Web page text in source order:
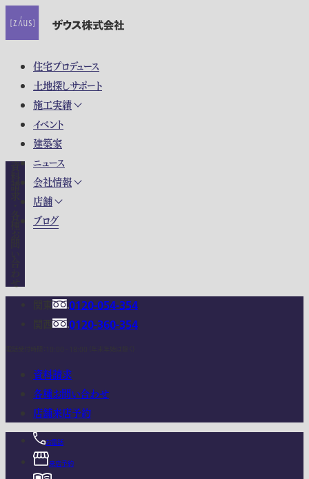
住宅プロデュース
土地探しサポート
施工実績
イベント
建築家
ニュース
会社情報
店舗
ブログ
0120-054-354
0120-360-354
資料請求
各種お問い合わせ
店舗来店予約
お電話
来店予約